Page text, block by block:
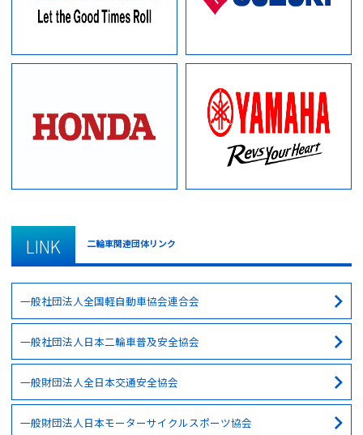
LINK 二輪車関連団体リンク
一般社団法人全国軽自動車協会連合会
一般社団法人日本二輪車普及安全協会
一般財団法人全日本交通安全協会
一般財団法人日本モーターサイクルスポーツ協会